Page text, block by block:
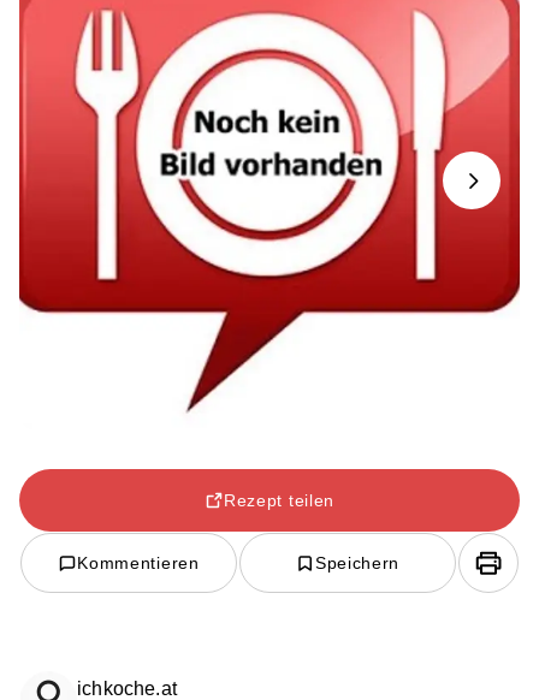
Next
Rezept teilen
Kommentieren Speichern
ichkoche.at